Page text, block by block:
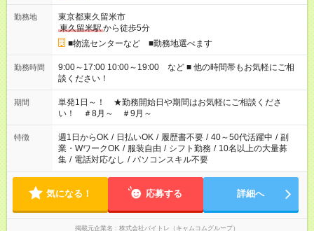
勤務地
東京都東久留米市
東久留米駅から徒歩5分
■物流センターなど ■勤務地選べます
勤務時間
9:00～17:00 10:00～19:00 など ■ 他の時間帯もお気軽にご相
談ください！
期間
単発1日～！ ★勤務開始日や期間はお気軽にご相談くださ
い！ ＃8月～ ＃9月～
特徴 週1日からOK / 日払いOK / 履歴書不要 / 40～50代活躍中 / 副
業・WワークOK / 服装自由 / シフト勤務 / 10名以上の大量募
集 / 電話対応なし / パソコンスキル不要
気になる！ 応募する 詳細へ
掲載元企業名 株式会社バイトレ（キャムコムグループ）